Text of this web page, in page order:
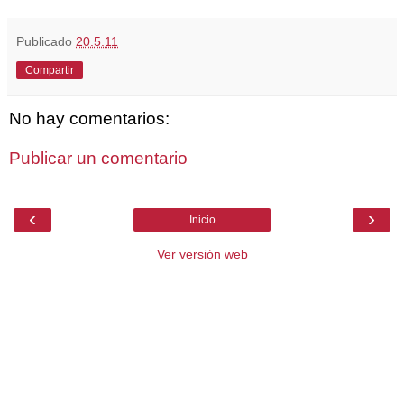
Publicado 20.5.11
Compartir
No hay comentarios:
Publicar un comentario
‹ ›
Inicio
Ver versión web